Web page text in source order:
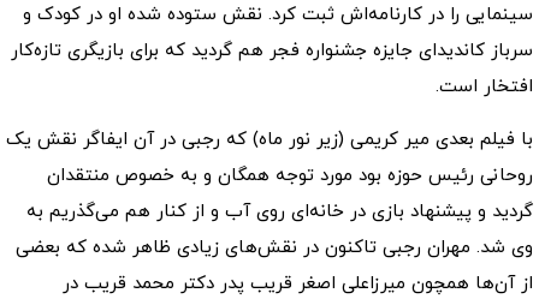
سینمایی را در کارنامه‌اش ثبت کرد. نقش ستوده شده او در کودک و
سرباز کاندیدای جایزه جشنواره فجر هم گردید که برای بازیگری تازه‌کار
افتخار است.
با فیلم بعدی میر کریمی (زیر نور ماه) که رجبی در آن ایفاگر نقش یک
روحانی رئیس حوزه بود مورد توجه همگان و به خصوص منتقدان
گردید و پیشنهاد بازی در خانه‌ای روی آب و از کنار هم می‌گذریم به
وی شد. مهران رجبی تاکنون در نقش‌های زیادی ظاهر شده که بعضی
از آن‌ها همچون میرزاعلی اصغر قریب پدر دکتر محمد قریب در